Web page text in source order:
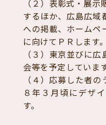
（２）表彰式・展
するほか、広島広域
への掲載、ホームペ
に向けてＰＲします。
（３）東京並びに
会等を予定しています
（４）応募した者
８年３月頃にデザ
す。